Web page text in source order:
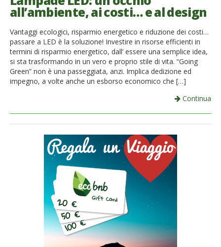
French
Italiano
all’ambiente, ai costi… e al design
Vantaggi ecologici, risparmio energetico e riduzione dei costi…
passare a LED è la soluzione! Investire in risorse efficienti in
termini di risparmio energetico, dall’ essere una semplice idea,
si sta trasformando in un vero e proprio stile di vita. “Going
Green” non è una passeggiata, anzi. Implica dedizione ed
impegno, a volte anche un esborso economico che […]
Continua